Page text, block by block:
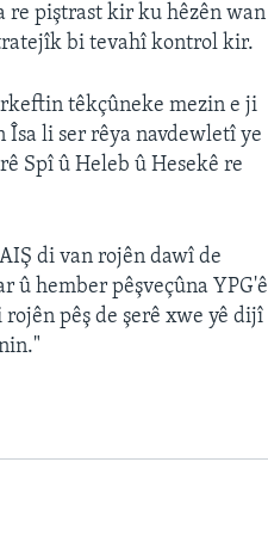
re piştrast kir ku hêzên wan
bi tevahî kontrol kir.
têkçûneke mezin e ji
li ser rêya navdewletî ye
Spî û Heleb û Hesekê re
di van rojên dawî de
û hember pêşveçûna YPG'ê
rojên pêş de şerê xwe yê dijî